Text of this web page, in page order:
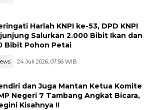
Harlah KNPI ke-53, DPD KNPI
Salurkan 2.000 Bibit Ikan dan
Bibit Pohon Petai
24 Juli 2026, 07:56 WIB
dan Juga Mantan Ketua Komite
Negeri 7 Tambang Angkat Bicara,
Kisahnya !!